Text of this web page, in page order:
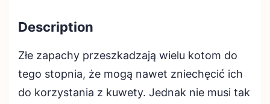
Description
Złe zapachy przeszkadzają wielu kotom do
tego stopnia, że mogą nawet zniechęcić ich
do korzystania z kuwety. Jednak nie musi tak